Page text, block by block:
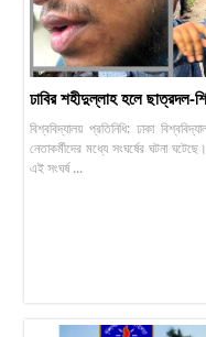
ঢাবির শহীদুল্লাহ হলে ছাত্রদল-
বিশ্ববিদ্যালয় প্রতিনিধি: ঢাকা
নেতাকর্মীদের মধ্যে সংঘর্ষের ঘটনা
এই সংঘর্ষ ...